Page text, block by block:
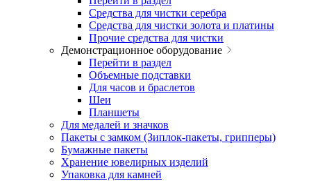
Средства для чистки серебра
Средства для чистки золота и платины
Прочие средства для чистки
Демонстрационное оборудование
Перейти в раздел
Объемные подставки
Для часов и браслетов
Шеи
Планшеты
Для медалей и значков
Пакеты с замком (Зиплок-пакеты, грипперы)
Бумажные пакеты
Хранение ювелирных изделий
Упаковка для камней